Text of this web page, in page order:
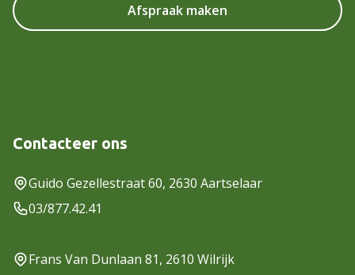
Afspraak maken
Contacteer ons
Guido Gezellestraat 60, 2630 Aartselaar
03/877.42.41
Frans Van Dunlaan 81, 2610 Wilrijk